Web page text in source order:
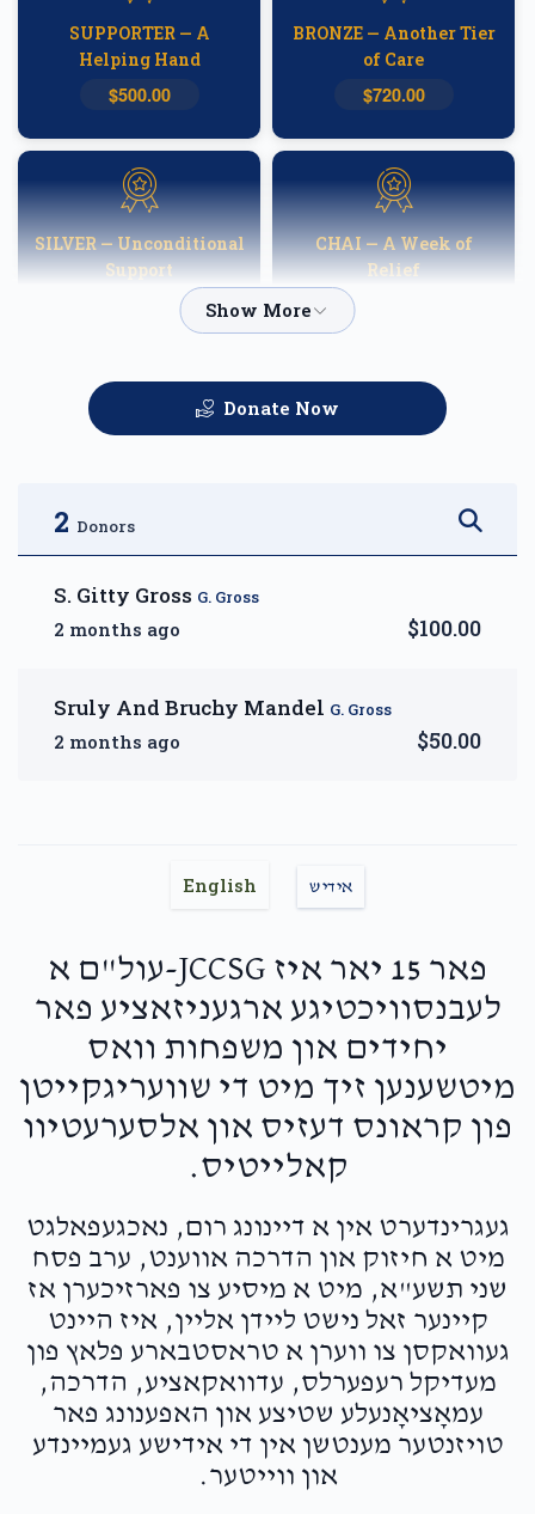
SUPPORTER — A
Helping Hand
$500.00
BRONZE — Another Tier
of Care
$720.00
SILVER — Unconditional
Support
CHAI — A Week of
Relief
$1,800.00
$5,000.00
Donate Now
2 Donors
S. Gitty Gross G. Gross
2 months ago $100.00
Sruly And Bruchy Mandel G. Gross
2 months ago $50.00
English אידיש
פאר 15 יאר איז JCCSG-עול"ם א
לעבנסוויכטיגע ארגעניזאציע פאר
יחידים און משפחות וואס
מיטשענען זיך מיט די שוועריגקייטן
פון קראונס דעזיס און אלסערעטיוו
קאלייטיס.
געגרינדערט אין א דיינונג רום, נאכגעפאלגט
מיט א חיזוק און הדרכה אווענט, ערב פסח
שני תשע"א, מיט א מיסיע צו פארזיכערן אז
קיינער זאל נישט ליידן אליין, איז היינט
געוואקסן צו ווערן א טראסטבארע פלאץ פון
מעדיקל רעפערלס, עדוואקאציע, הדרכה,
עמאָציאָנעלע שטיצע און האפענונג פאר
טויזנטער מענטשן אין די אידישע געמיינדע
און ווייטער.